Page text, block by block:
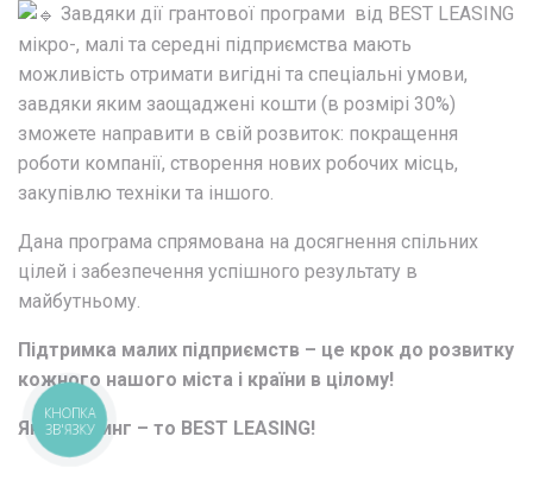
Завдяки дії грантової програми від BEST LEASING
мікро-, малі та середні підприємства мають
можливість отримати вигідні та спеціальні умови,
завдяки яким заощаджені кошти (в розмірі 30%)
зможете направити в свій розвиток: покращення
роботи компанії, створення нових робочих місць,
закупівлю техніки та іншого.
Дана програма спрямована на досягнення спільних
цілей і забезпечення успішного результату в
майбутньому.
Підтримка малих підприємств – це крок до розвитку
кожного нашого міста і країни в цілому!
Якщо лізинг – то BEST LEASING!
КНОПКА
ЗВ'ЯЗКУ